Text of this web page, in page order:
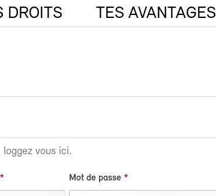
DROITS TES AVANTAGES
vous ici.
Mot de passe